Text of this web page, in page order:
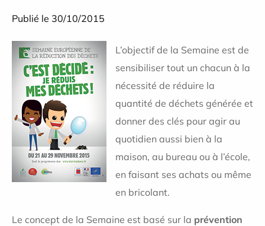
Publié le 30/10/2015
L’objectif de la Semaine est de
sensibiliser tout un chacun à la
nécessité de réduire la
quantité de déchets générée et
donner des clés pour agir au
quotidien aussi bien à la
maison, au bureau ou à l’école,
en faisant ses achats ou même
en bricolant.
Le concept de la Semaine est basé sur la prévention